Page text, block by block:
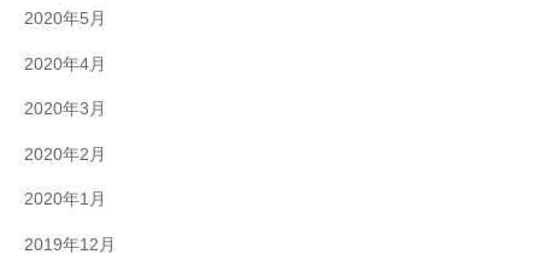
2020年5月
2020年4月
2020年3月
2020年2月
2020年1月
2019年12月